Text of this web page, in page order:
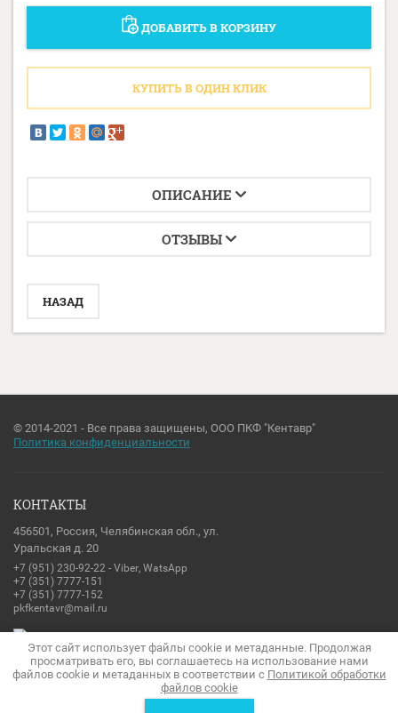
ДОБАВИТЬ В КОРЗИНУ
КУПИТЬ В ОДИН КЛИК
ОПИСАНИЕ
ОТЗЫВЫ
НАЗАД
© 2014-2021 - Все права защищены, ООО ПКФ "Кентавр"
Политика конфиденциальности
КОНТАКТЫ
456501, Россия, Челябинская обл., ул.
Уральская д. 20
+7 (951) 230-92-22 - Viber, WatsApp
+7 (351) 7777-151
+7 (351) 7777-152
pkfkentavr@mail.ru
в студии Мегагрупп
Этот сайт использует файлы cookie и метаданные. Продолжая
просматривать его, вы соглашаетесь на использование нами
файлов cookie и метаданных в соответствии с Политикой обработки
файлов cookie